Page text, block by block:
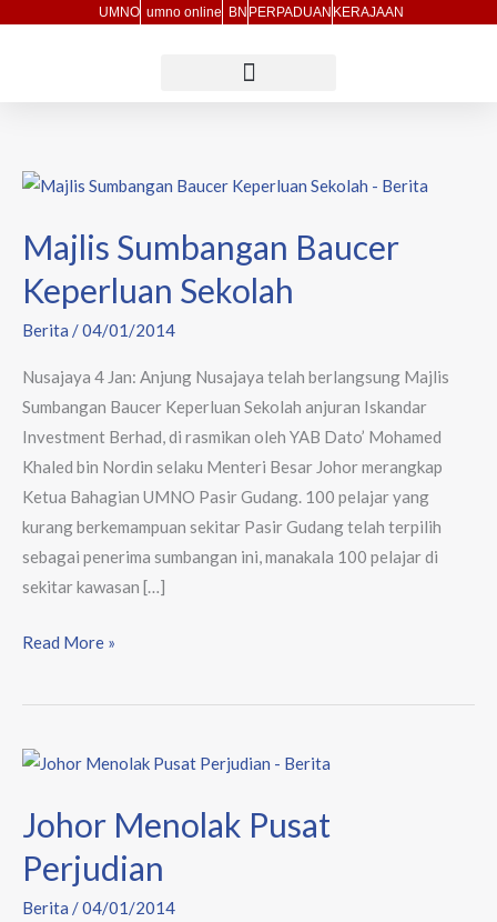
UMNO umno online BN PERPADUAN KERAJAAN
Majlis Sumbangan Baucer
Keperluan Sekolah
Berita /04/01/2014
Nusajaya 4 Jan: Anjung Nusajaya telah berlangsung Majlis
Sumbangan Baucer Keperluan Sekolah anjuran Iskandar
Investment Berhad, di rasmikan oleh YAB Dato’ Mohamed
Khaled bin Nordin selaku Menteri Besar Johor merangkap
Ketua Bahagian UMNO Pasir Gudang. 100 pelajar yang
kurang berkemampuan sekitar Pasir Gudang telah terpilih
sebagai penerima sumbangan ini, manakala 100 pelajar di
sekitar kawasan […]
Majlis
Baucer
Keperluan
Sekolah
Read More »
Johor Menolak Pusat
Perjudian
Berita /04/01/2014
Johor
Pusat